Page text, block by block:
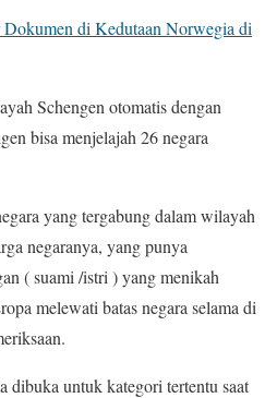
di Kedutaan Norwegia di
Schengen otomatis dengan
bisa menjelajah 26 negara
yang tergabung dalam wilayah
negaranya, yang punya
( suami /istri ) yang menikah
melewati batas negara selama di
dibuka untuk kategori tertentu saat